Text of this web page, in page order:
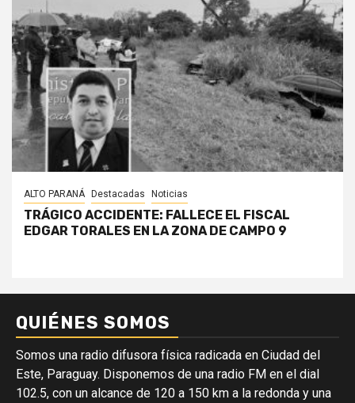
ALTO PARANÁ Destacadas Noticias
TRÁGICO ACCIDENTE: FALLECE EL FISCAL
EDGAR TORALES EN LA ZONA DE CAMPO 9
QUIÉNES SOMOS
Somos una radio difusora física radicada en Ciudad del
Este, Paraguay. Disponemos de una radio FM en el dial
102.5, con un alcance de 120 a 150 km a la redonda y una